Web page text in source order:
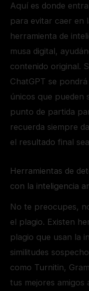
Aquí es donde
para evitar caer en
herramienta de
musa digital,
contenido original.
ChatGPT se
únicos que pueden
punto de partida
recuerda siempre
el resultado final
Herramientas de
con la inteligencia
No te preocupes,
el plagio. Existen
plagio que usan la
similitudes
como Turnitin,
tus mejores amigos